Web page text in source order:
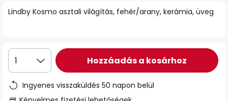
Lindby Kosmo asztali világítás, fehér/arany, kerámia, üveg
1 Hozzáadás a kosárhoz
Ingyenes visszaküldés 50 napon belül